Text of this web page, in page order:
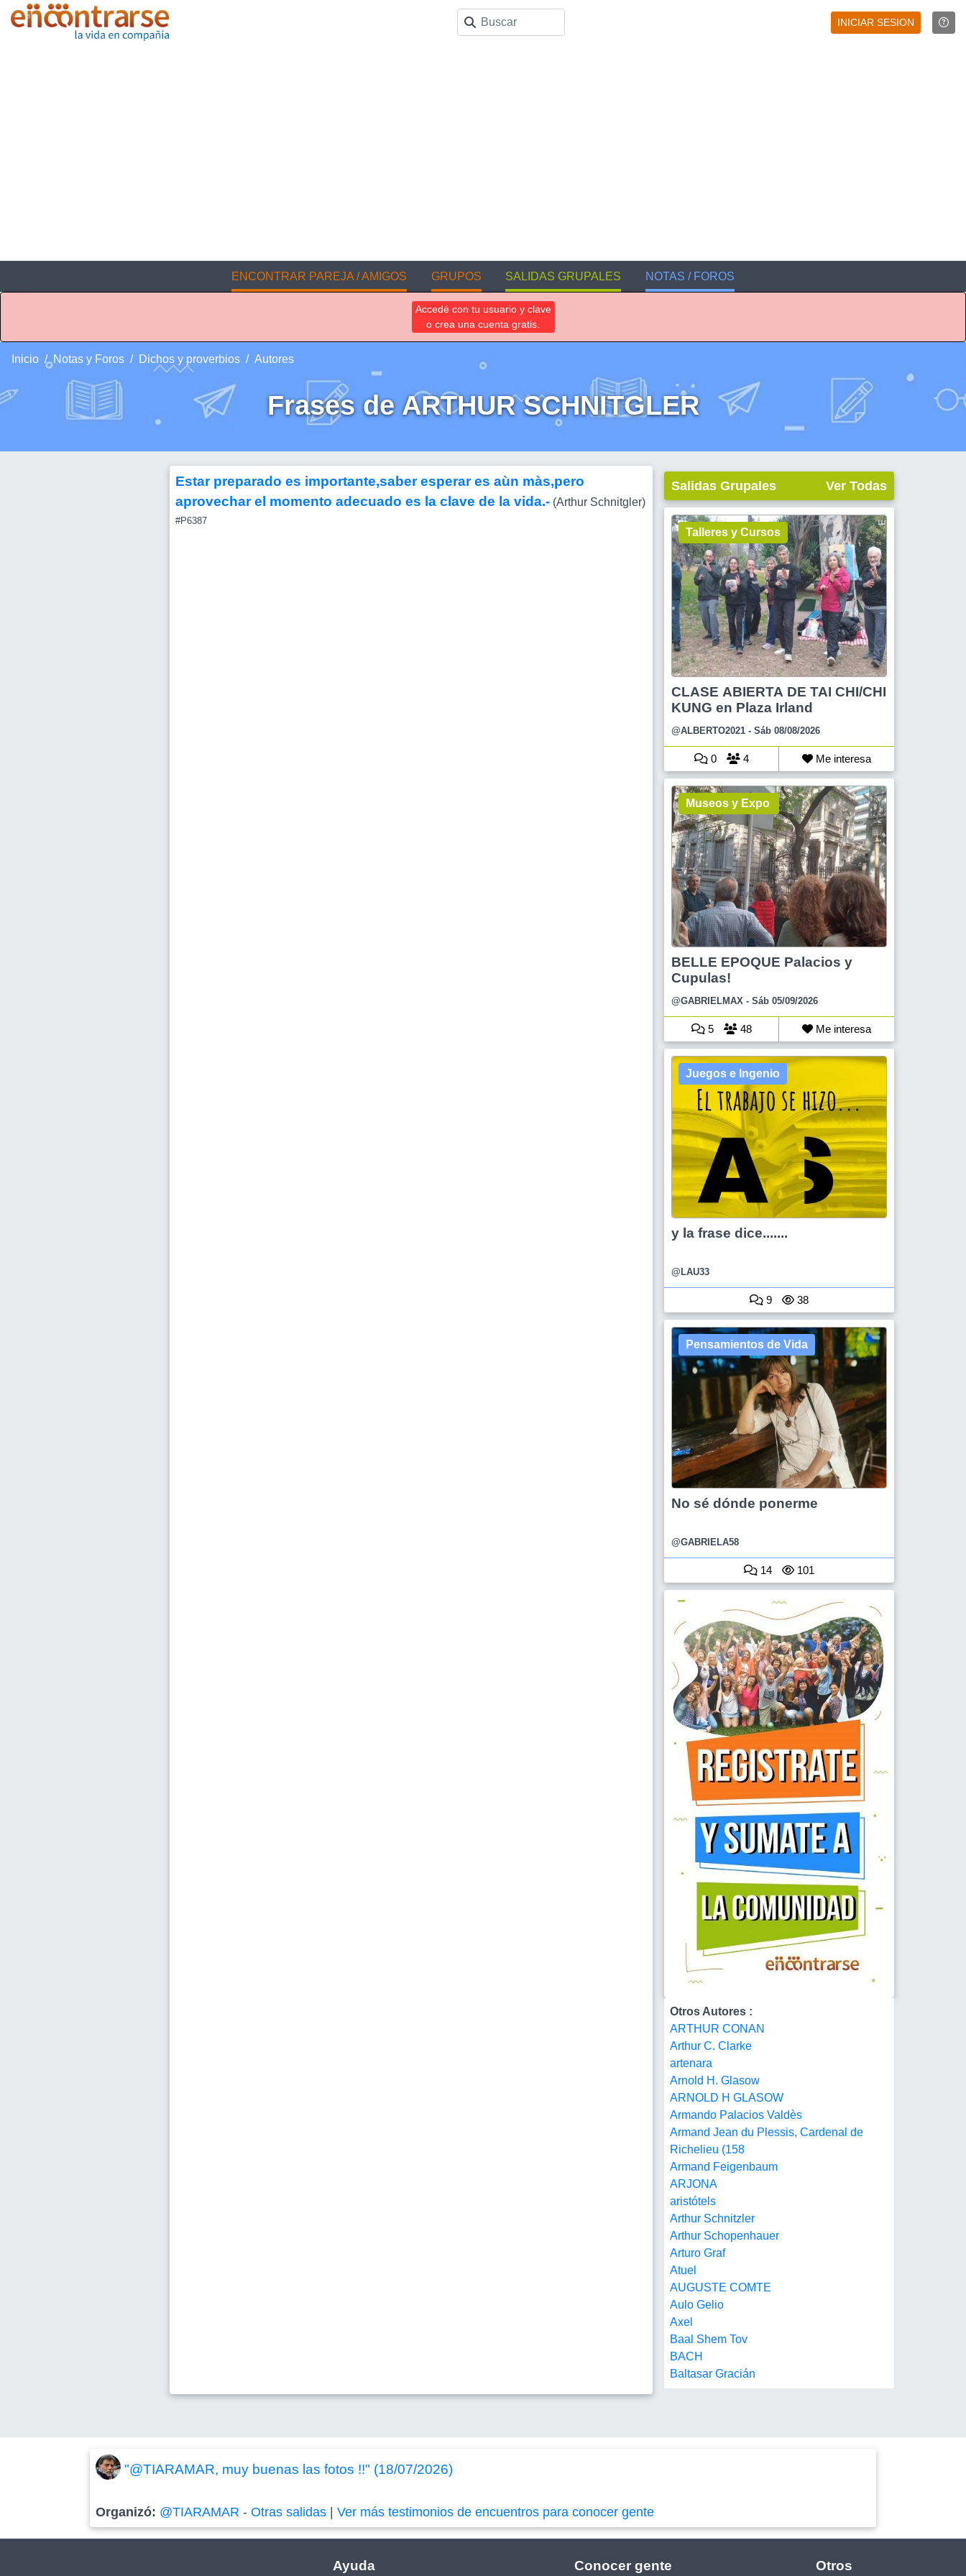
INICIAR SESION
ENCONTRAR PAREJA / AMIGOS GRUPOS SALIDAS GRUPALES NOTAS / FOROS
Accedé con tu usuario y clave
o crea una cuenta gratis.
Inicio Notas y Foros Dichos y proverbios Autores
Frases de ARTHUR SCHNITGLER
Estar preparado es importante,saber esperar es aùn màs,pero
aprovechar el momento adecuado es la clave de la vida.- (Arthur Schnitgler)
#P6387
Salidas Grupales Ver Todas
Talleres y Cursos
CLASE ABIERTA DE TAI CHI/CHI
KUNG en Plaza Irland
@ALBERTO2021 - Sáb 08/08/2026
0 4 Me interesa
Museos y Expo
BELLE EPOQUE Palacios y
Cupulas!
@GABRIELMAX - Sáb 05/09/2026
5 48 Me interesa
Juegos e Ingenio
y la frase dice.......
@LAU33
9 38
Pensamientos de Vida
No sé dónde ponerme
@GABRIELA58
14 101
Otros Autores :
ARTHUR CONAN
Arthur C. Clarke
artenara
Arnold H. Glasow
ARNOLD H GLASOW
Armando Palacios Valdès
Armand Jean du Plessis, Cardenal de
Richelieu (158
Armand Feigenbaum
ARJONA
aristótels
Arthur Schnitzler
Arthur Schopenhauer
Arturo Graf
Atuel
AUGUSTE COMTE
Aulo Gelio
Axel
Baal Shem Tov
BACH
Baltasar Gracián
"@TIARAMAR, muy buenas las fotos !!" (18/07/2026)
Organizó: @TIARAMAR -Otras salidas |Ver más testimonios de encuentros para conocer gente
Ayuda Conocer gente Otros